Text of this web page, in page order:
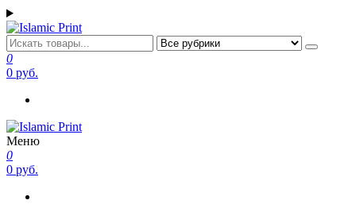
Перейти
к
содержимому
Islamic Print
Открытки, закладки рамки с напоминаниями и пожеланиями
0
0 руб.
Islamic Print
Открытки, закладки рамки с напоминаниями и пожеланиями
Меню
0
0 руб.